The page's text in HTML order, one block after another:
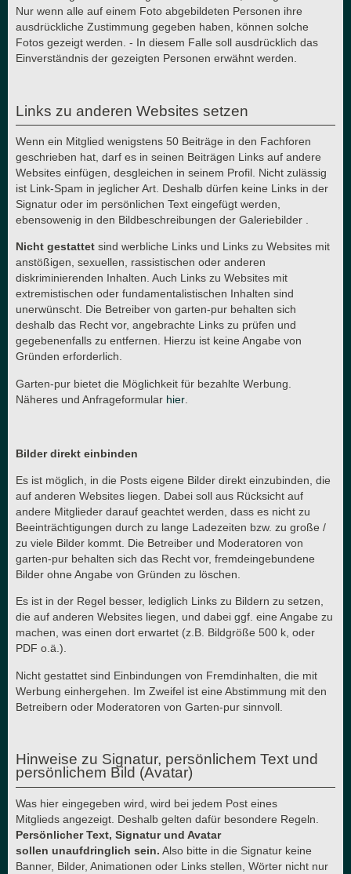
Nur wenn alle auf einem Foto abgebildeten Personen ihre
ausdrückliche Zustimmung gegeben haben, können solche
Fotos gezeigt werden. - In diesem Falle soll ausdrücklich das
Einverständnis der gezeigten Personen erwähnt werden.
Links zu anderen Websites setzen
Wenn ein Mitglied wenigstens 50 Beiträge in den Fachforen
geschrieben hat, darf es in seinen Beiträgen Links auf andere
Websites einfügen, desgleichen in seinem Profil. Nicht zulässig
ist Link-Spam in jeglicher Art. Deshalb dürfen keine Links in der
Signatur oder im persönlichen Text eingefügt werden,
ebensowenig in den Bildbeschreibungen der Galeriebilder .
Nicht gestattet sind werbliche Links und Links zu Websites mit
anstößigen, sexuellen, rassistischen oder anderen
diskriminierenden Inhalten. Auch Links zu Websites mit
extremistischen oder fundamentalistischen Inhalten sind
unerwünscht. Die Betreiber von garten-pur behalten sich
deshalb das Recht vor, angebrachte Links zu prüfen und
gegebenenfalls zu entfernen. Hierzu ist keine Angabe von
Gründen erforderlich.
Garten-pur bietet die Möglichkeit für bezahlte Werbung.
Näheres und Anfrageformular hier
Bilder direkt einbinden
Es ist möglich, in die Posts eigene Bilder direkt einzubinden, die
auf anderen Websites liegen. Dabei soll aus Rücksicht auf
andere Mitglieder darauf geachtet werden, dass es nicht zu
Beeinträchtigungen durch zu lange Ladezeiten bzw. zu große /
zu viele Bilder kommt. Die Betreiber und Moderatoren von
garten-pur behalten sich das Recht vor, fremdeingebundene
Bilder ohne Angabe von Gründen zu löschen.
Es ist in der Regel besser, lediglich Links zu Bildern zu setzen,
die auf anderen Websites liegen, und dabei ggf. eine Angabe zu
machen, was einen dort erwartet (z.B. Bildgröße 500 k, oder
PDF o.ä.).
Nicht gestattet sind Einbindungen von Fremdinhalten, die mit
Werbung einhergehen. Im Zweifel ist eine Abstimmung mit den
Betreibern oder Moderatoren von Garten-pur sinnvoll.
Hinweise zu Signatur, persönlichem Text und
persönlichem Bild (Avatar)
Was hier eingegeben wird, wird bei jedem Post eines
Mitglieds angezeigt. Deshalb gelten dafür besondere Regeln.
Persönlicher Text, Signatur und Avatar
sollen unaufdringlich sein. Also bitte in die Signatur keine
Banner, Bilder, Animationen oder Links stellen, Wörter nicht nur